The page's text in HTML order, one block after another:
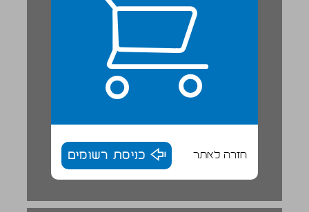
חזרה לאתר כניסת רשומים